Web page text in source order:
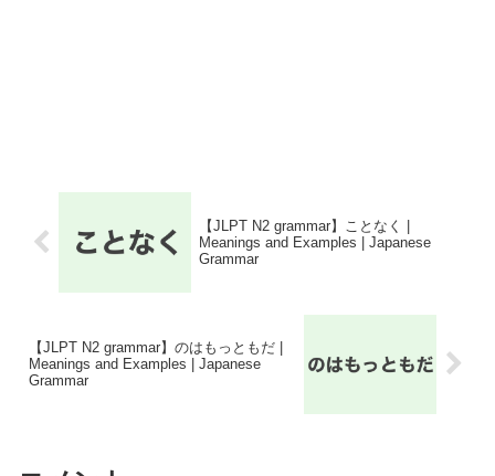
【JLPT N2 grammar】ことなく |
Meanings and Examples | Japanese
Grammar
【JLPT N2 grammar】のはもっともだ |
Meanings and Examples | Japanese
Grammar